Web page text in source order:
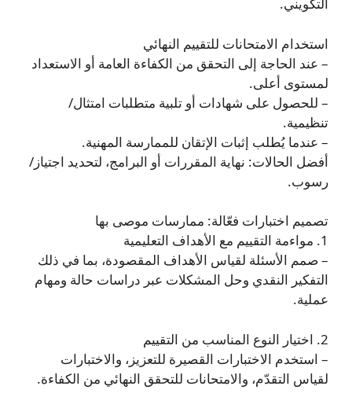
التكويني.
استخدام الامتحانات للتقييم النهائي
– عند الحاجة إلى التحقق من الكفاءة العامة أو الاستعداد
لمستوى أعلى.
– للحصول على شهادات أو تلبية متطلبات امتثال/
تنظيمية.
– عندما يُطلب إثبات الإتقان للممارسة المهنية.
أفضل الحالات: نهاية المقررات أو البرامج، لتحديد اجتياز/
رسوب.
تصميم اختبارات فعّالة: ممارسات موصى بها
1. مواءمة التقييم مع الأهداف التعليمية
– صمم الأسئلة لقياس الأهداف المقصودة، بما في ذلك
التفكير النقدي وحل المشكلات عبر دراسات حالة ومهام
عملية.
2. اختيار النوع المناسب من التقييم
– استخدم الاختبارات القصيرة للتعزيز، والاختبارات
لقياس التقدّم، والامتحانات للتحقق النهائي من الكفاءة.